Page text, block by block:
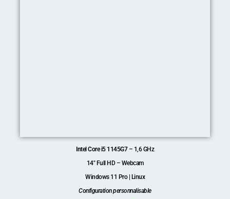
Intel Core i5 1145G7– 1,6 GHz
14″ Full HD – Webcam
Windows 11 Pro | Linux
Configuration personnalisable